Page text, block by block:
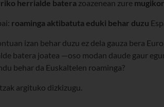
herrialde batera zoazenean zure
roaminga aktibatuta eduki behar duzu
izan behar duzu ez dela gauza bera
batera joatea —oso modan daude gaur
behar da Euskaltelen roaminga?
argituko dizkizugu.